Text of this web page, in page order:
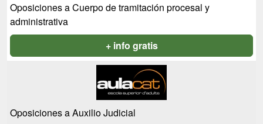
Oposiciones a Cuerpo de tramitación procesal y
administrativa
+ info gratis
Oposiciones a Auxilio Judicial